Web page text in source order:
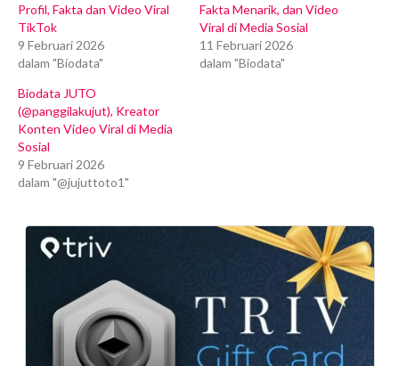
Profil, Fakta dan Video Viral
TikTok
9 Februari 2026
dalam "Biodata"
Fakta Menarik, dan Video
Viral di Media Sosial
11 Februari 2026
dalam "Biodata"
Biodata JUTO
(@panggilakujut), Kreator
Konten Video Viral di Media
Sosial
9 Februari 2026
dalam "@jujuttoto1"